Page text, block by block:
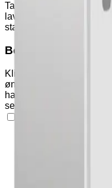
Takket være en
lavt lydnivå og et
stabil temperatur uten
Benytt
Klikk på "Varianter" og
ønskede produkter i
handlekurv-ikonet øverst
sende forespørsel om